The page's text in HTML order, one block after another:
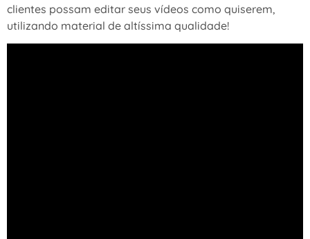
clientes possam editar seus vídeos como quiserem,
utilizando material de altíssima qualidade!